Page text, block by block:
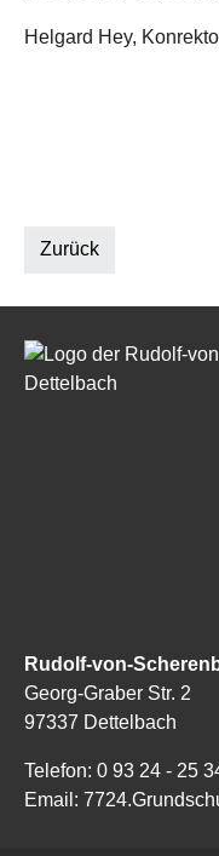
Helgard Hey,
Zurück
Rudolf-von-
Georg-Graber Str. 2
97337 Dettelbach
Telefon: 0 93 24 - 25
Email: